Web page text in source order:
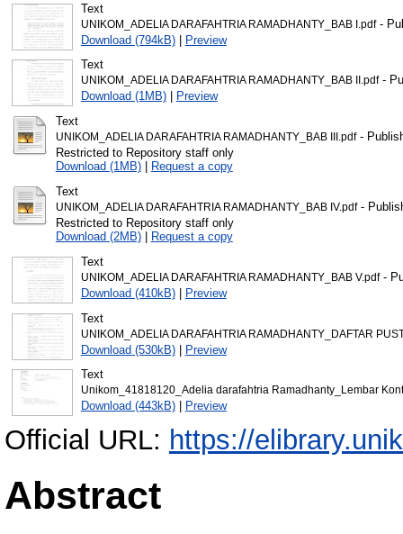
Text
UNIKOM_ADELIA DARAFAHTRIA RAMADHANTY_BAB I.pdf-
Download (794kB)| Preview
Text
UNIKOM_ADELIA DARAFAHTRIA RAMADHANTY_BAB II.pdf-
Download (1MB)|
Preview
Text
UNIKOM_ADELIA DARAFAHTRIA RAMADHANTY_BAB III.pdf-
Restricted to Repository staff only
Download (1MB)|
Request a copy
Text
UNIKOM_ADELIA DARAFAHTRIA RAMADHANTY_BAB IV.pdf-
Restricted to Repository staff only
Download (2MB)|
Request a copy
Text
UNIKOM_ADELIA DARAFAHTRIA RAMADHANTY_BAB V.pdf-
Download (410kB)|
Preview
Text
UNIKOM_ADELIA DARAFAHTRIA RAMADHANTY_DAFTAR
Download (530kB)| Preview
Text
Unikom_41818120_Adelia darafahtria Ramadhanty_Lembar
Download (443kB)| Preview
Official URL: https://
Abstract